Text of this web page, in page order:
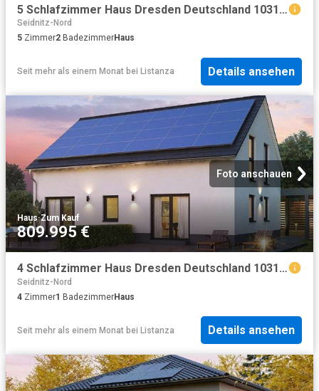
5 Schlafzimmer Haus Dresden Deutschland 103180766
Seidnitz-Nord
5 Zimmer2 BadezimmerHaus
Seit mehr als einem Monat bei Listanza Details ansehen
Foto anschauen
Haus·Zum Kauf
809.995 €
4 Schlafzimmer Haus Dresden Deutschland 103180705
Seidnitz-Nord
4 Zimmer1 BadezimmerHaus
Seit mehr als einem Monat bei Listanza Details ansehen